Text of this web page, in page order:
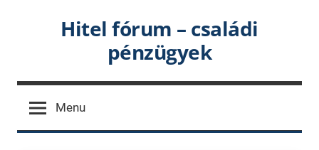
Hitel fórum – családi
pénzügyek
Menu